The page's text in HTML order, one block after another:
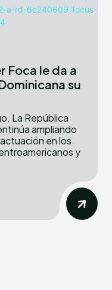
Foca le da a
su
La República
ampliando
en los
y